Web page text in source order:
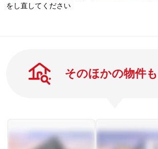
をし直してください
そのほかの物件